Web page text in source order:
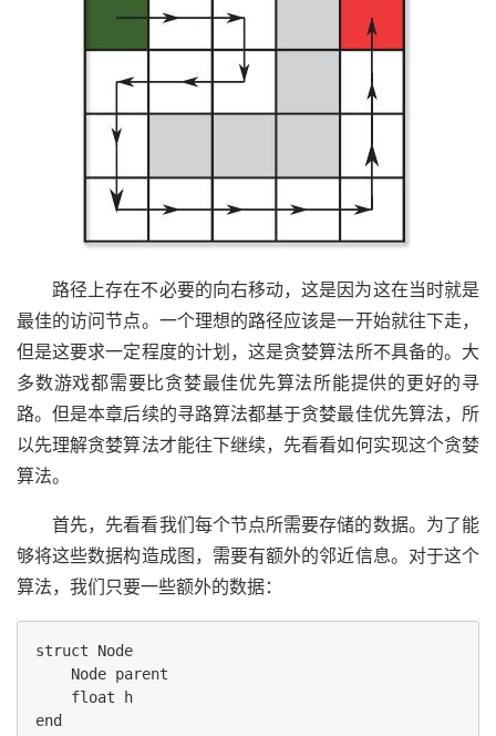
路径上存在不必要的向右移动，这是因为这在当时就是
最佳的访问节点。一个理想的路径应该是一开始就往下走，
但是这要求一定程度的计划，这是贪婪算法所不具备的。大
多数游戏都需要比贪婪最佳优先算法所能提供的更好的寻
路。但是本章后续的寻路算法都基于贪婪最佳优先算法，所
以先理解贪婪算法才能往下继续，先看看如何实现这个贪婪
算法。
首先，先看看我们每个节点所需要存储的数据。为了能
够将这些数据构造成图，需要有额外的邻近信息。对于这个
算法，我们只要一些额外的数据：
struct Node
    Node parent
    float h